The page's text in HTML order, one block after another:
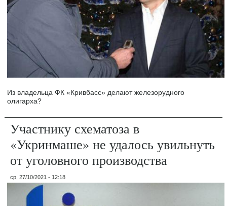
Из владельца ФК «Кривбасс» делают железорудного
олигарха?
Участнику схематоза в
«Укринмаше» не удалось увильнуть
от уголовного производства
ср, 27/10/2021 - 12:18